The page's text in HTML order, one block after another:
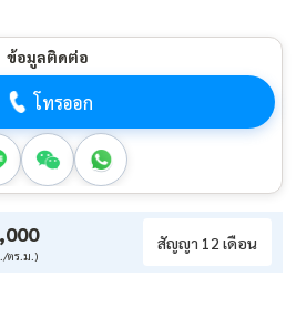
ข้อมูลติดต่อ
โทรออก
ตร.ม.)
สัญญา 12 เดือน